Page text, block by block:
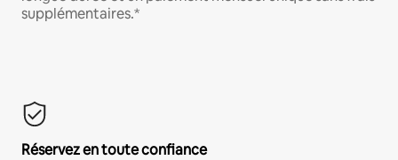
supplémentaires.*
Réservez en toute confiance